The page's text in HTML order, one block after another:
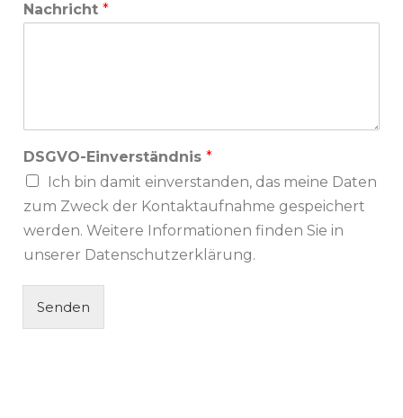
Nachricht *
DSGVO-Einverständnis *
Ich bin damit einverstanden, das meine Daten
zum Zweck der Kontaktaufnahme gespeichert
werden. Weitere Informationen finden Sie in
unserer Datenschutzerklärung.
Senden